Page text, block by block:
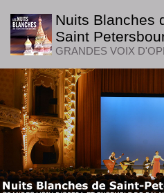
Nuits Blanches
Saint
GRANDES VOIX